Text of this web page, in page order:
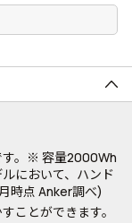
す。※ 容量2000Wh
において、ハンド
時点 Anker調べ)
ことができます。